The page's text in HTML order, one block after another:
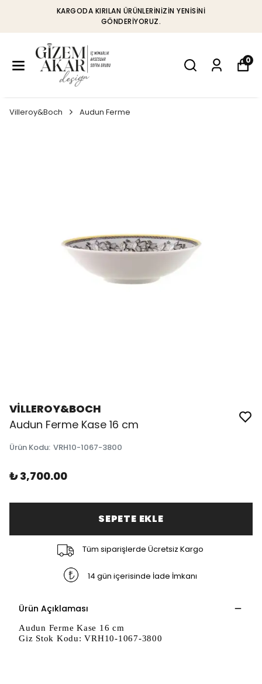
KARGODA KIRILAN ÜRÜNLERINIZIN YENISINI
GÖNDERIYORUZ.
0
Villeroy&Boch Audun Ferme
VİLLEROY&BOCH
Audun Ferme Kase 16 cm
Ürün Kodu: VRH10-1067-3800
₺ 3,700.00
SEPETE EKLE
Tüm siparişlerde Ücretsiz Kargo
14 gün içerisinde İade İmkanı
Ürün Açıklaması
Audun Ferme Kase 16 cm
Giz Stok Kodu: VRH10-1067-3800